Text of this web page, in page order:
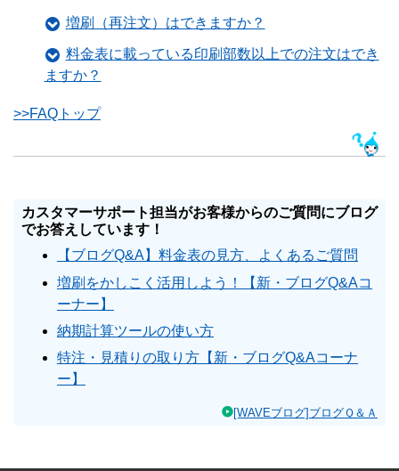
増刷（再注文）はできますか？
料金表に載っている印刷部数以上での注文はでき
ますか？
>>FAQトップ
カスタマーサポート担当がお客様からのご質問にブログ
でお答えしています！
【ブログQ&A】料金表の見方、よくあるご質問
増刷をかしこく活用しよう！【新・ブログQ&Aコ
ーナー】
納期計算ツールの使い方
特注・見積りの取り方【新・ブログQ&Aコーナ
ー】
[WAVEブログ]ブログＱ＆Ａ